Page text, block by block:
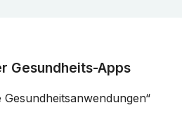
Gesundheits-Apps